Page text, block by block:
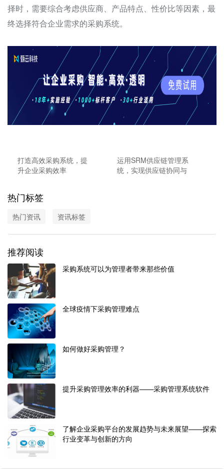
择时，需要综合考虑供应商、产品特点、性价比等因素，最
终选择符合企业需求的采购系统。
打造高效采购系统，提
升企业采购效率
运用SRM供应链管理系
统，实现供应链协同与
热门标签
热门资讯 资讯标签
推荐阅读
采购系统可以为管理者带来那些价值
全球疫情下采购管理难点
如何做好采购管理？
提升采购管理效率的利器——采购管理系统软件
了解企业采购平台的发展趋势与未来展望——探索
行业变革与创新的方向